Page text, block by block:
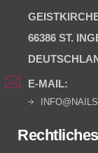
66386 ST.
E-MAIL:
Rechtliches